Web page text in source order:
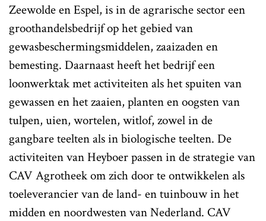
Zeewolde en Espel, is in de agrarische sector een
groothandelsbedrijf op het gebied van
gewasbeschermingsmiddelen, zaaizaden en
bemesting. Daarnaast heeft het bedrijf een
loonwerktak met activiteiten als het spuiten van
gewassen en het zaaien, planten en oogsten van
tulpen, uien, wortelen, witlof, zowel in de
gangbare teelten als in biologische teelten. De
activiteiten van Heyboer passen in de strategie van
CAV Agrotheek om zich door te ontwikkelen als
toeleverancier van de land- en tuinbouw in het
midden en noordwesten van Nederland. CAV